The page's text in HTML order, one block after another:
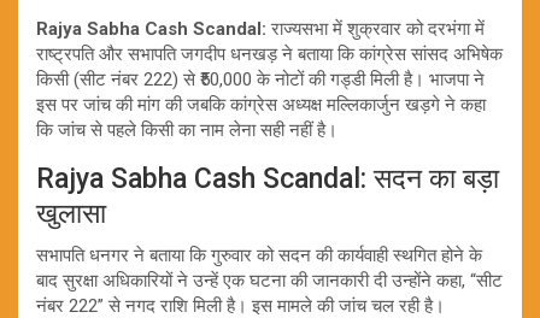
Rajya Sabha Cash Scandal: राज्यसभा में शुक्रवार को दरभंगा में
राष्ट्रपति और सभापति जगदीप धनखड़ ने बताया कि कांग्रेस सांसद अभिषेक
किसी (सीट नंबर 222) से ₹50,000 के नोटों की गड्डी मिली है। भाजपा ने
इस पर जांच की मांग की जबकि कांग्रेस अध्यक्ष मल्लिकार्जुन खड़गे ने कहा
कि जांच से पहले किसी का नाम लेना सही नहीं है।
Rajya Sabha Cash Scandal: सदन का बड़ा
खुलासा
सभापति धनगर ने बताया कि गुरुवार को सदन की कार्यवाही स्थगित होने के
बाद सुरक्षा अधिकारियों ने उन्हें एक घटना की जानकारी दी उन्होंने कहा, “सीट
नंबर 222” से नगद राशि मिली है। इस मामले की जांच चल रही है।